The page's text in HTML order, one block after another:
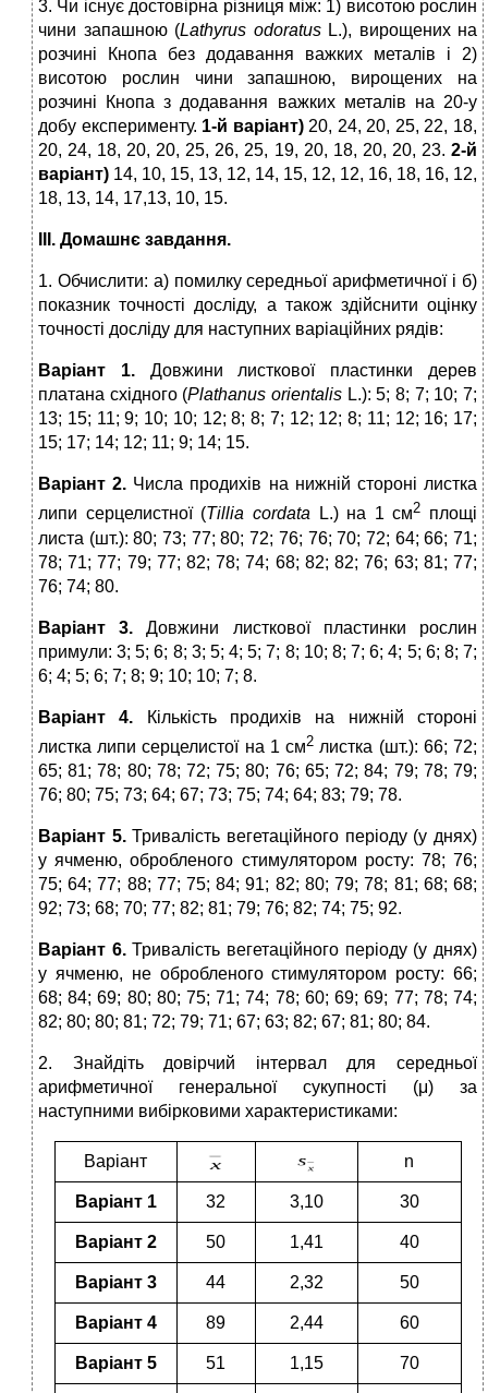
3. Чи існує достовірна різниця між: 1) висотою рослин
чини запашною (Lathyrus odoratus L.), вирощених на
розчині Кнопа без додавання важких металів і 2)
висотою рослин чини запашною, вирощених на
розчині Кнопа з додавання важких металів на 20-у
добу експерименту. 1-й варіант)20, 24, 20, 25, 22, 18,
20, 24, 18, 20, 20, 25, 26, 25, 19, 20, 18, 20, 20, 23. 2-й
варіант) 14, 10, 15, 13, 12, 14, 15, 12, 12, 16, 18, 16, 12,
18, 13, 14, 17,13, 10, 15.
ІІІ. Домашнє завдання.
1. Обчислити: а) помилку середньої арифметичної і б)
показник точності досліду, а також здійснити оцінку
точності досліду для наступних варіаційних рядів:
Варіант 1. Довжини листкової пластинки дерев
платана східного (Plathanus orientalis L.): 5; 8; 7; 10; 7;
13; 15; 11; 9; 10; 10; 12; 8; 8; 7; 12; 12; 8; 11; 12; 16; 17;
15; 17; 14; 12; 11; 9; 14; 15.
Варіант 2. Числа продихів на нижній стороні листка
липи серцелистної (Tillia cordata L.) на 1 см2 площі
листа (шт.): 80; 73; 77; 80; 72; 76; 76; 70; 72; 64; 66; 71;
78; 71; 77; 79; 77; 82; 78; 74; 68; 82; 82; 76; 63; 81; 77;
76; 74; 80.
Варіант 3. Довжини листкової пластинки рослин
примули: 3; 5; 6; 8; 3; 5; 4; 5; 7; 8; 10; 8; 7; 6; 4; 5; 6; 8; 7;
6; 4; 5; 6; 7; 8; 9; 10; 10; 7; 8.
Варіант 4. Кількість продихів на нижній стороні
листка липи серцелистої на 1 см2 листка (шт.): 66; 72;
65; 81; 78; 80; 78; 72; 75; 80; 76; 65; 72; 84; 79; 78; 79;
76; 80; 75; 73; 64; 67; 73; 75; 74; 64; 83; 79; 78.
Варіант 5.Тривалість вегетаційного періоду (у днях)
у ячменю, обробленого стимулятором росту: 78; 76;
75; 64; 77; 88; 77; 75; 84; 91; 82; 80; 79; 78; 81; 68; 68;
92; 73; 68; 70; 77; 82; 81; 79; 76; 82; 74; 75; 92.
Варіант 6.Тривалість вегетаційного періоду (у днях)
у ячменю, не обробленого стимулятором росту: 66;
68; 84; 69; 80; 80; 75; 71; 74; 78; 60; 69; 69; 77; 78; 74;
82; 80; 80; 81; 72; 79; 71; 67; 63; 82; 67; 81; 80; 84.
2. Знайдіть довірчий інтервал для середньої
арифметичної генеральної сукупності (μ) за
наступними вибірковими характеристиками:
Варіант n
Варіант 1 32 3,10 30
Варіант 2 50 1,41 40
Варіант 3 44 2,32 50
Варіант 4 89 2,44 60
Варіант 5 51 1,15 70